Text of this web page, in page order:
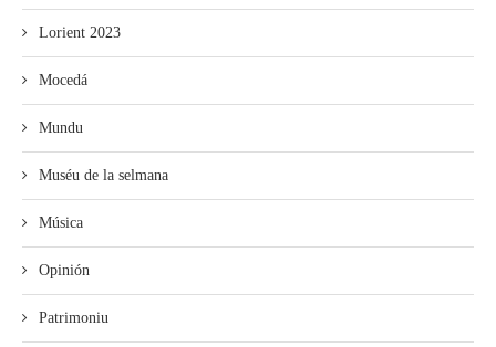
Lorient 2023
Mocedá
Mundu
Muséu de la selmana
Música
Opinión
Patrimoniu